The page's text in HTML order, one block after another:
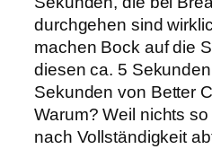
durchgehen sind
machen Bock auf die
diesen ca. 5
Sekunden von Better
Warum? Weil nichts
nach Vollständigkeit